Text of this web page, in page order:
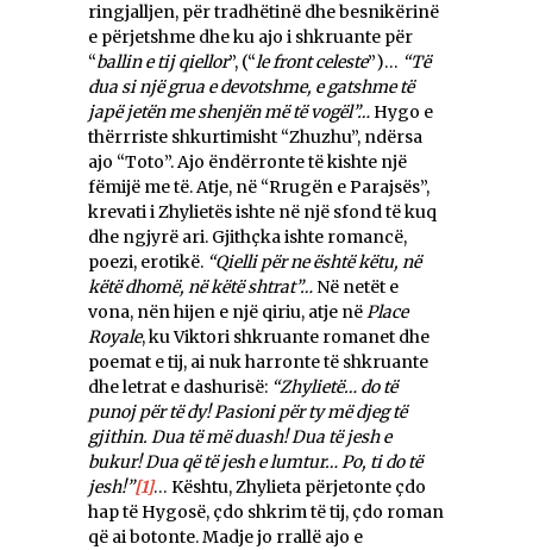
ringjalljen, për tradhëtinë dhe besnikërinë
e përjetshme dhe ku ajo i shkruante për
“ballin e tij qiellor”, (“le front celeste”)… “Të
dua si një grua e devotshme, e gatshme të
japë jetën me shenjën më të vogël”… Hygo e
thërrriste shkurtimisht “Zhuzhu”, ndërsa
ajo “Toto”. Ajo ëndërronte të kishte një
fëmijë me të. Atje, në “Rrugën e Parajsës”,
krevati i Zhylietës ishte në një sfond të kuq
dhe ngjyrë ari. Gjithçka ishte romancë,
poezi, erotikë. “Qielli për ne është këtu, në
këtë dhomë, në këtë shtrat”… Në netët e
vona, nën hijen e një qiriu, atje nëPlace
Royale, ku Viktori shkruante romanet dhe
poemat e tij, ai nuk harronte të shkruante
dhe letrat e dashurisë: “Zhylietë… do të
punoj për të dy! Pasioni për ty më djeg të
gjithin. Dua të më duash! Dua të jesh e
bukur! Dua që të jesh e lumtur… Po, ti do të
jesh!”[1]… Kështu, Zhylieta përjetonte çdo
hap të Hygosë, çdo shkrim të tij, çdo roman
që ai botonte. Madje jo rrallë ajo e